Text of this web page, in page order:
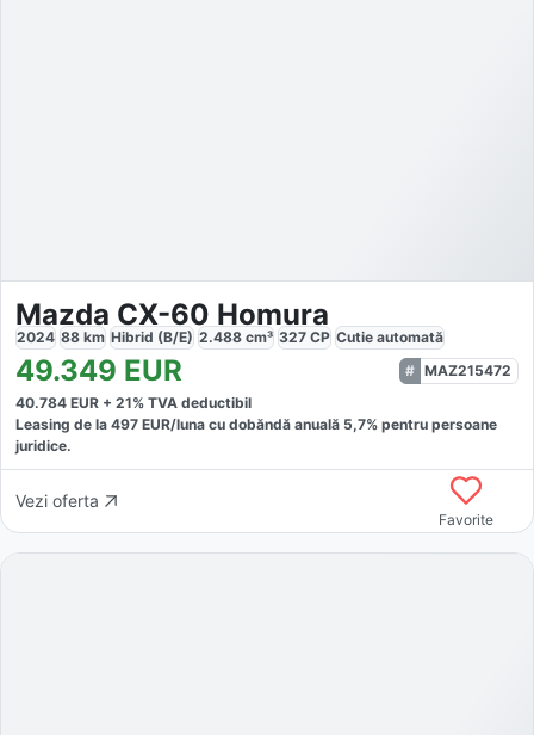
Mazda CX-60 Homura
2024 88 km Hibrid (B/E) 2.488 cm³ 327 CP Cutie automată
49.349 EUR
MAZ215472
40.784 EUR + 21% TVA deductibil
Leasing de la 497 EUR/luna cu dobăndă anuală 5,7% pentru persoane
juridice.
Vezi oferta
Favorite